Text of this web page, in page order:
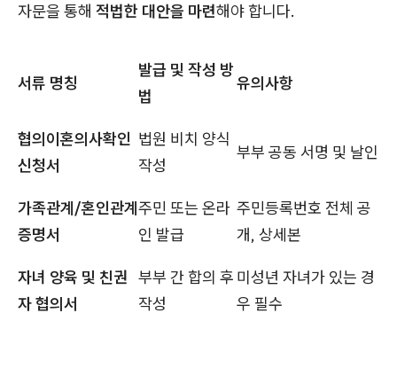
자문을 통해 적법한 대안을 마련해야 합니다.
서류 명칭
발급 및 작성 방
법
유의사항
협의이혼의사확인
신청서
법원 비치 양식
작성
부부 공동 서명 및 날인
가족관계/혼인관계
증명서
주민 또는 온라
인 발급
주민등록번호 전체 공
개, 상세본
자녀 양육 및 친권
자 협의서
부부 간 합의 후
작성
미성년 자녀가 있는 경
우 필수